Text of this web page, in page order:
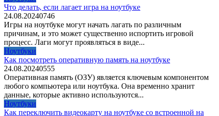
Что делать, если лагает игра на ноутбуке
24.08.20240746
Игры на ноутбуке могут начать лагать по различным
причинам, и это может существенно испортить игровой
процесс. Лаги могут проявляться в виде...
Ноутбуки
Как посмотреть оперативную память на ноутбуке
24.08.20240555
Оперативная память (ОЗУ) является ключевым компонентом
любого компьютера или ноутбука. Она временно хранит
данные, которые активно используются...
Ноутбуки
Как переключить видеокарту на ноутбуке со встроенной на